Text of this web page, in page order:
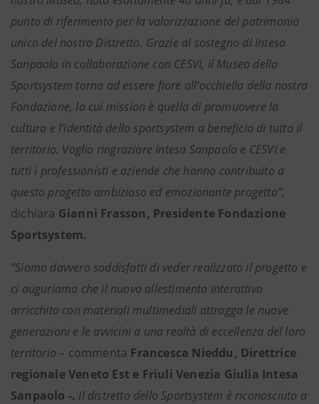
punto di riferimento per la valorizzazione del patrimonio
unico del nostro Distretto. Grazie al sostegno di Intesa
Sanpaolo in collaborazione con CESVI, il Museo dello
Sportsystem torna ad essere fiore all’occhiello della nostra
Fondazione, la cui mission è quella di promuovere la
cultura e l’identità dello sportsystem a beneficio di tutto il
territorio. Voglio ringraziare Intesa Sanpaolo e CESVI e
tutti i professionisti e aziende che hanno contribuito a
questo progetto ambizioso ed emozionante progetto”,
dichiara Gianni Frasson, Presidente Fondazione
Sportsystem.
“Siamo davvero soddisfatti di veder realizzato il progetto e
ci auguriamo che il nuovo allestimento interattivo
arricchito con materiali multimediali attragga le nuove
generazioni e le avvicini a una realtà di eccellenza del loro
territorio – commenta Francesca Nieddu, Direttrice
regionale Veneto Est e Friuli Venezia Giulia Intesa
Sanpaolo -. Il distretto dello Sportsystem è riconosciuto a